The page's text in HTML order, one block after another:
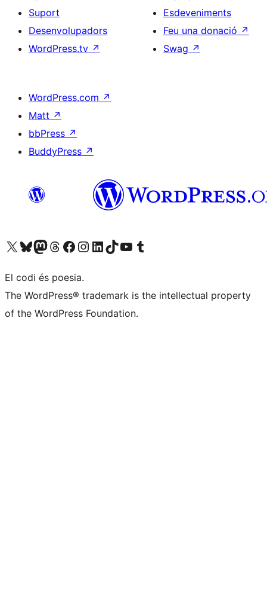
Suport
Desenvolupadors
WordPress.tv ↗
Esdeveniments
Feu una donació ↗
Swag ↗
WordPress.com ↗
Matt ↗
bbPress ↗
BuddyPress ↗
Visiteu el nostre compte X (abans Twitter)
Visiteu el nostre compte de Bluesky
Visiteu el nostre compte al Mastodon
Visiteu el nostre compte de Threads
Visiteu la nostra pàgina al Facebook
Visiteu el nostre compte d'Instagram
Visiteu el nostre compte de LinkedIn
Visiteu el nostre compte de TikTok
Visiteu el nostre canal al YouTube
Visiteu el nostre compte de Tumblr
El codi és poesia.
The WordPress® trademark is the intellectual property
of the WordPress Foundation.